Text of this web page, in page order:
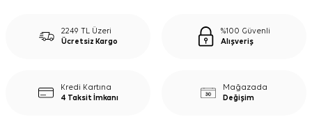
2249 TL Üzeri
Ücretsiz Kargo
%100 Güvenli
Alışveriş
Kredi Kartına
4 Taksit İmkanı
Mağazada
Değişim